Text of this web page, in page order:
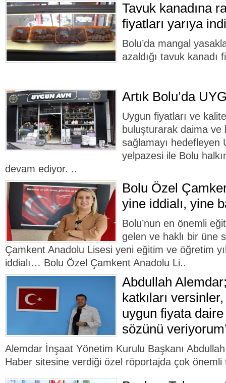
Tavuk kanadına
fiyatları yarıya
Bolu’da mangal
azaldığı tavuk kanadı
Artık Bolu’da
Uygun fiyatları ve
buluşturarak daima
sağlamayı hedefleyen
yelpazesi ile Bolu
devam ediyor. ..
Bolu Özel
yine iddialı, yine
Bolu’nun en önemli
gelen ve haklı bir üne
Çamkent Anadolu Lisesi yeni eğitim ve öğretim
iddialı… Bolu Özel Çamkent Anadolu Li..
Abdullah
katkıları
uygun fiyata
sözünü
Alemdar İnşaat Yönetim Kurulu Başkanı
Haber sitesine verdiği özel röportajda çok önemli